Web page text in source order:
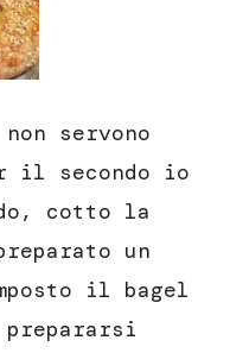
servono
il secondo io
cotto la
un
il bagel